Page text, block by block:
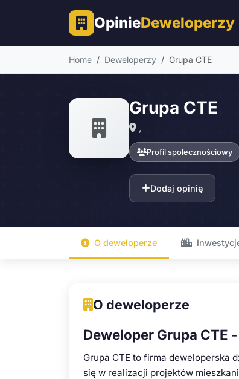
OpinieDeweloperzy
Home Deweloperzy Grupa CTE
Grupa CTE
,
Profil społecznościowy
Dodaj opinię
O deweloperze
O deweloperze
Deweloper Grupa CTE
Grupa CTE to firma deweloperska
się w realizacji projektów